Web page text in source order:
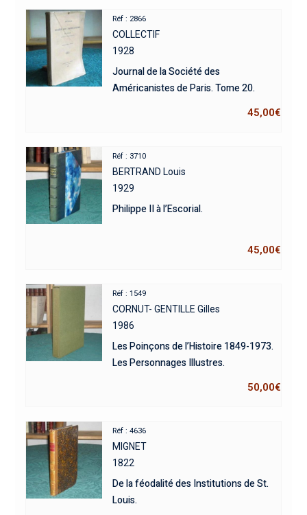
Réf : 2866
COLLECTIF
1928
Journal de la Société des
Américanistes de Paris. Tome 20.
45,00€
Réf : 3710
BERTRAND Louis
1929
Philippe II à l’Escorial.
45,00€
Réf : 1549
CORNUT- GENTILLE Gilles
1986
Les Poinçons de l’Histoire 1849-1973.
Les Personnages Illustres.
50,00€
Réf : 4636
MIGNET
1822
De la féodalité des Institutions de St.
Louis.